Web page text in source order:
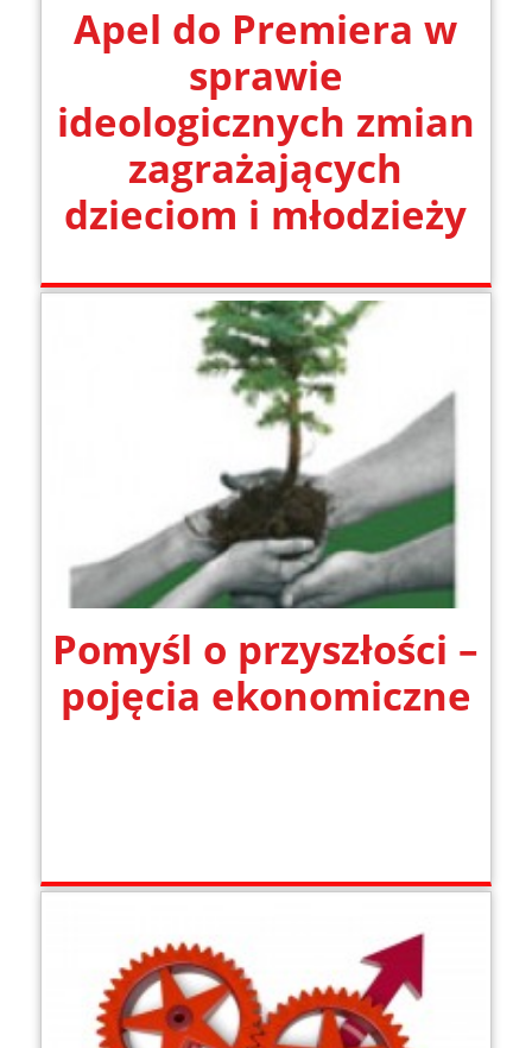
Apel do Premiera w
sprawie
ideologicznych zmian
zagrażających
dzieciom i młodzieży
Pomyśl o przyszłości –
pojęcia ekonomiczne